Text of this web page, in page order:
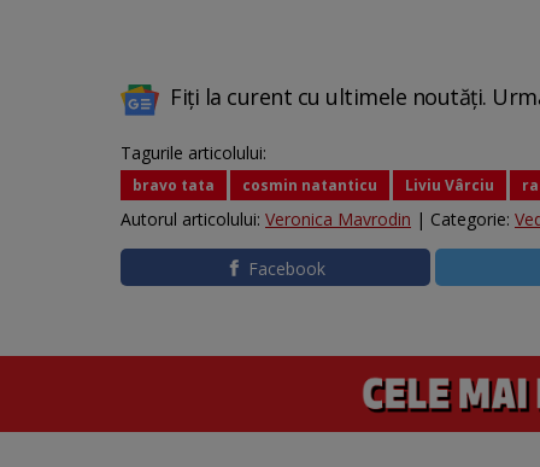
Fiți la curent cu ultimele noutăți.
Tagurile articolului:
bravo tata cosmin natanticu Liviu Vârciu
Autorul articolului: Veronica Mavrodin | Categorie:
Facebook